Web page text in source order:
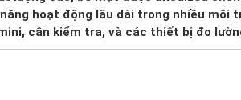
hoạt động lâu dài trong nhiều môi
cân kiểm tra, và các thiết bị đo